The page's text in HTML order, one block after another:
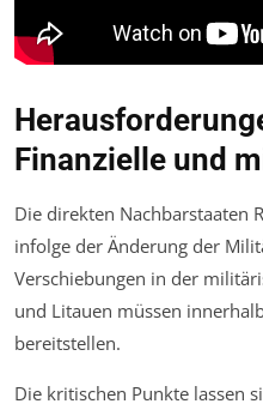
Finanzielle und
Die direkten Nachbarstaaten
infolge der Änderung der
Verschiebungen in der
und Litauen müssen
bereitstellen.
Die kritischen Punkte lassen